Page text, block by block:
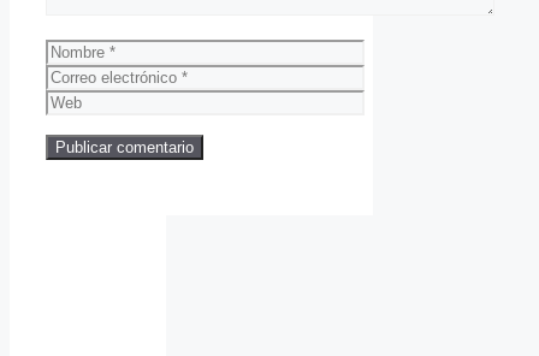
Nombre
Correo
electrónico
Web